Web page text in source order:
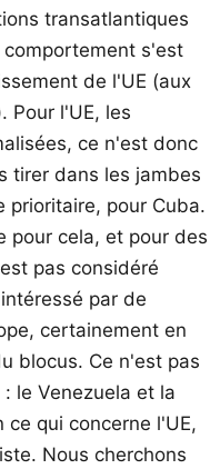
transatlantiques
s'est
de l'UE (aux
Pour l'UE, les
ce n'est donc
tirer dans les jambes
prioritaire, pour Cuba.
pour cela, et pour des
pas considéré
par de
certainement en
blocus. Ce n'est pas
le Venezuela et la
ce qui concerne l'UE,
Nous cherchons